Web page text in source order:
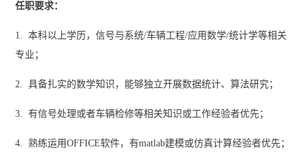
任职要求：
1. 本科以上学历，信号与系统/车辆工程/应用数学/统计学等相关
专业；
2. 具备扎实的数学知识，能够独立开展数据统计、算法研究；
3. 有信号处理或者车辆检修等相关知识或工作经验者优先；
4. 熟练运用OFFICE软件，有matlab建模或仿真计算经验者优先；